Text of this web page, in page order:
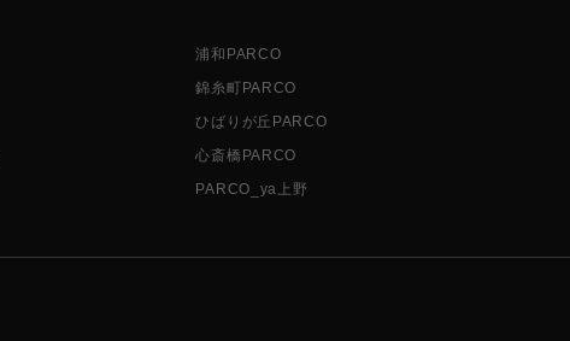
浦和PARCO
錦糸町PARCO
ひばりが丘PARCO
心斎橋PARCO
PARCO_ya上野